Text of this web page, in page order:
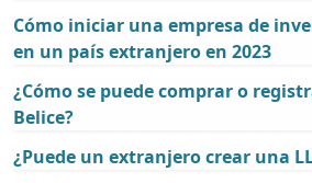
Cómo iniciar una empresa de
en un país extranjero en 2023
¿Cómo se puede comprar o
Belice?
¿Puede un extranjero crear una